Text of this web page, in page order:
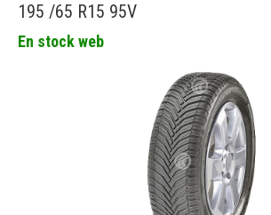
195 /65 R15 95V
En stock web